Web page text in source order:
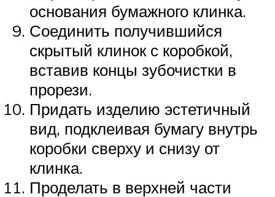
основания бумажного клинка.
Соединить получившийся
скрытый клинок с коробкой,
вставив концы зубочистки в
прорези.
Придать изделию эстетичный
вид, подклеивая бумагу внутрь
коробки сверху и снизу от
клинка.
Проделать в верхней части